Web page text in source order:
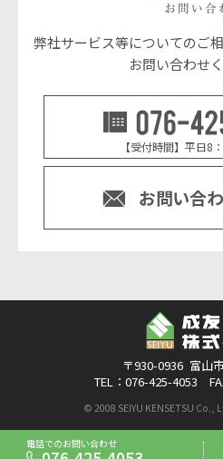
弊社サービス等についてのご
お問い合わせ
【受付時間】平日8
〒930-0936 富山
TEL：076-425-4053
© 2008 SEIYU KENSETSU Co.,
電話でのお問い合わせ